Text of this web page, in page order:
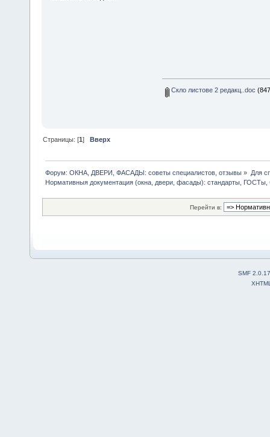
Скло листове 2 редакц..doc
Страницы: [1]Вверх
Форум: ОКНА, ДВЕРИ, ФАСАДЫ: советы специалистов, отзывы » Для
Нормативныя документация (окна, двери, фасады): стандарты,
Перейти в:
SMF 2.0.17